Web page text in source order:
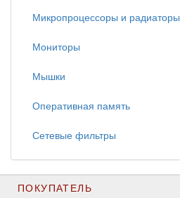
Микропроцессоры и радиаторы
Мониторы
Мышки
Оперативная память
Сетевые фильтры
ПОКУПАТЕЛЬ